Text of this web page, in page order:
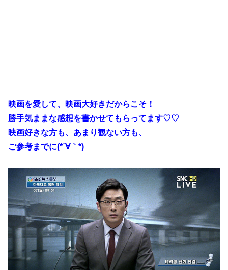
映画を愛して、映画大好きだからこそ！
勝手気ままな感想を書かせてもらってます♡♡
映画好きな方も、あまり観ない方も、
ご参考までに(*´∀｀*)